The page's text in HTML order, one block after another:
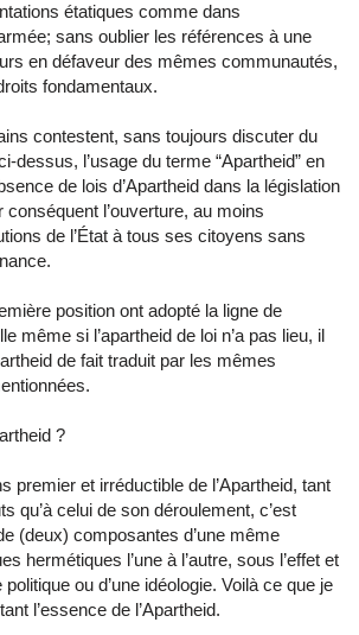
étatiques comme dans
sans oublier les références à une
en défaveur des mêmes communautés,
fondamentaux.
contestent, sans toujours discuter du
dessus, l’usage du terme “Apartheid” en
de lois d’Apartheid dans la législation
conséquent l’ouverture, au moins
de l’État à tous ses citoyens sans
position ont adopté la ligne de
même si l’apartheid de loi n’a pas lieu, il
de fait traduit par les mêmes
?
premier et irréductible de l’Apartheid, tant
qu’à celui de son déroulement, c’est
(deux) composantes d’une même
hermétiques l’une à l’autre, sous l’effet et
politique ou d’une idéologie. Voilà ce que je
l’essence de l’Apartheid.